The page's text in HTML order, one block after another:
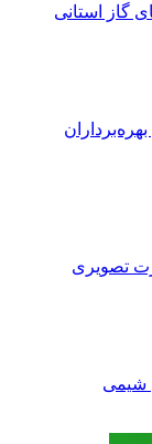
استانی